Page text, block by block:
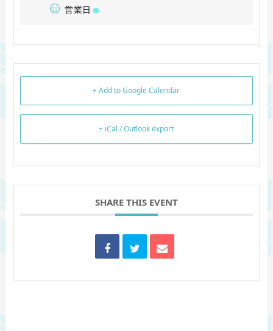
営業日
+ Add to Google Calendar
+ iCal / Outlook export
SHARE THIS EVENT